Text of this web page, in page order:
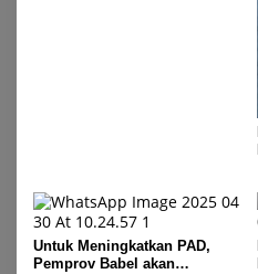
Untuk Meningkatkan PAD,
Pemprov Babel akan